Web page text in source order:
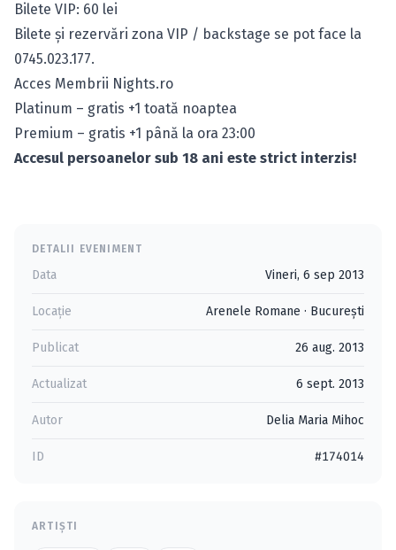
Bilete VIP: 60 lei
Bilete şi rezervări zona VIP / backstage se pot face la
0745.023.177.
Acces Membrii Nights.ro
Platinum – gratis +1 toată noaptea
Premium – gratis +1 până la ora 23:00
Accesul persoanelor sub 18 ani este strict interzis!
DETALII EVENIMENT
Data Vineri, 6 sep 2013
Locație Arenele Romane · Bucureşti
Publicat 26 aug. 2013
Actualizat 6 sept. 2013
Autor Delia Maria Mihoc
ID #174014
ARTIȘTI